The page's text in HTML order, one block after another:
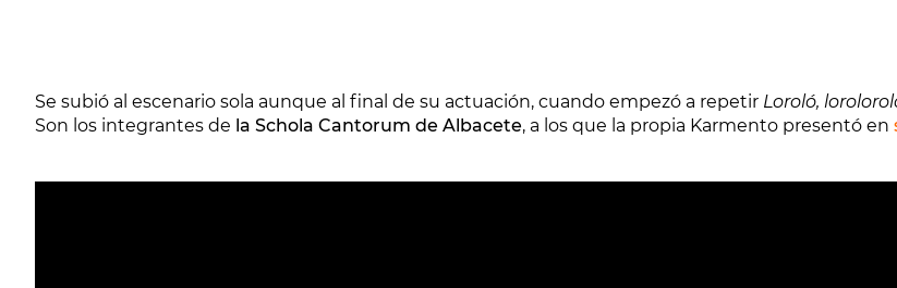
Se subió al escenario sola aunque al final de su actuación, cuando empezó a repetir Loroló,
Son los integrantes de la Schola Cantorum de Albacete, a los que la propia Karmento presentó en